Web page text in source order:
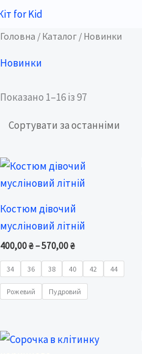
Перейти
вмісту
Головна / Каталог / Новинки
Новинки
Показано 1–16 із 97
Sorted
by
Костюм дівочий
мусліновий літній
400,00₴–570,00₴
Price
400,00 ₴
570,00 ₴
34 36 38 40 42 44
Рожевий Пудровий
Price
range: